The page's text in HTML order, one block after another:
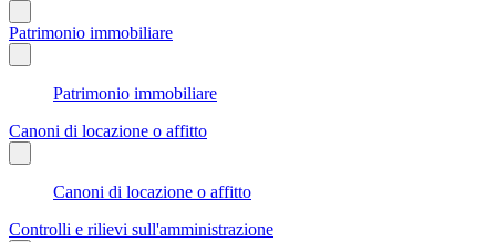
Patrimonio immobiliare
Patrimonio immobiliare
Canoni di locazione o affitto
Canoni di locazione o affitto
Controlli e rilievi sull'amministrazione